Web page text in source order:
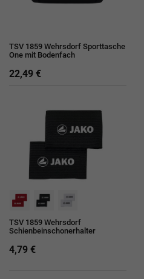
TSV 1859 Wehrsdorf Sporttasche
One mit Bodenfach
22,49 €
TSV 1859 Wehrsdorf
Schienbeinschonerhalter
4,79 €